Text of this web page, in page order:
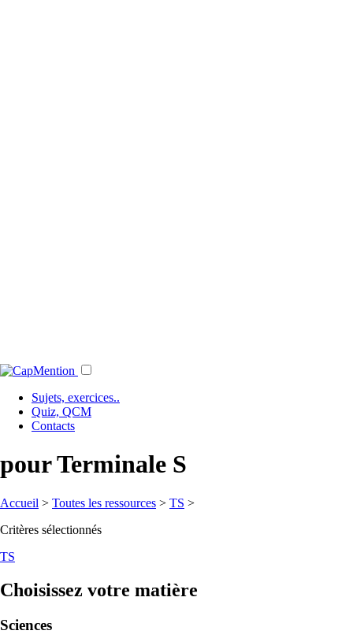
Sujets, exercices..
Quiz, QCM
Contacts
pour Terminale S
Accueil > Toutes les ressources > TS >
Critères sélectionnés
TS
Choisissez votre matière
Sciences